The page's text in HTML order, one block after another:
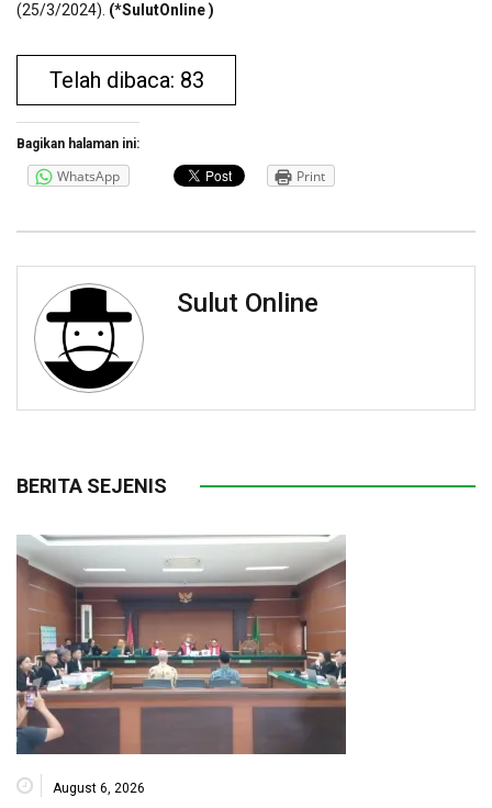
(25/3/2024). (*SulutOnline )
Telah dibaca: 83
Bagikan halaman ini:
WhatsApp Print
Sulut Online
BERITA SEJENIS
August 6, 2026